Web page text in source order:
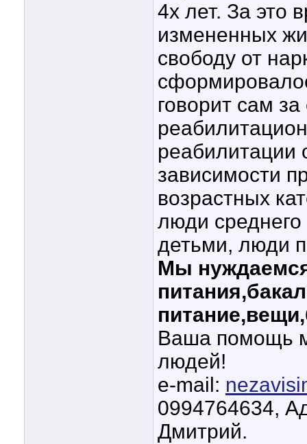
4х лет. За это
измененных
свободу от
говорит сам
реабилитации
зависимости
возрастных
люди среднего
детьми, люди
Мы
Ваша помощь
людей!
e-mail:
0994764634,
Дмитрий.